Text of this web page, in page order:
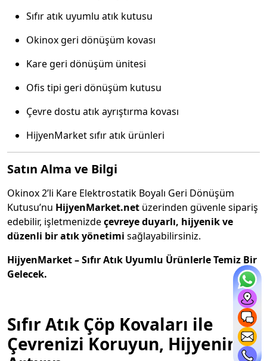
Sıfır atık uyumlu atık kutusu
Okinox geri dönüşüm kovası
Kare geri dönüşüm ünitesi
Ofis tipi geri dönüşüm kutusu
Çevre dostu atık ayrıştırma kovası
HijyenMarket sıfır atık ürünleri
Satın Alma ve Bilgi
Okinox 2’li Kare Elektrostatik Boyalı Geri Dönüşüm
Kutusu’nu HijyenMarket.net üzerinden güvenle sipariş
edebilir, işletmenizdeçevreye duyarlı, hijyenik ve
düzenli bir atık yönetimi sağlayabilirsiniz.
HijyenMarket – Sıfır Atık Uyumlu Ürünlerle Temiz Bir
Gelecek.
Sıfır Atık Çöp Kovaları ile
Çevrenizi Koruyun, Hijyeninizi